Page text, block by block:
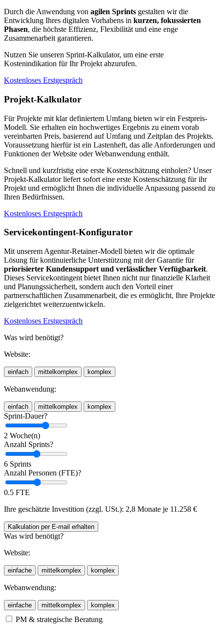
Durch die Anwendung von agilen Sprints gestalten wir die
Entwicklung Ihres digitalen Vorhabens in kurzen, fokussierten
Phasen, die höchste Effizienz, Flexibilität und eine enge
Zusammenarbeit garantieren.
Nutzen Sie unseren Sprint-Kalkulator, um eine erste
Kostenindikation für Ihr Projekt abzurufen.
Kostenloses Erstgespräch
Projekt-Kalkulator
Für Projekte mit klar definiertem Umfang bieten wir ein Festpreis-
Modell. Sie erhalten ein hochwertiges Ergebnis zu einem vorab
vereinbarten Preis, basierend auf Umfang und Zeitplan des Projekts.
Voraussetzung hierfür ist ein Lastenheft, das alle Anforderungen und
Funktionen der Website oder Webanwendung enthält.
Schnell und kurzfristig eine erste Kostenschätzung einholen? Unser
Projekt-Kalkulator liefert sofort eine erste Kostenschätzung für ihr
Projekt und ermöglicht Ihnen die individuelle Anpassung passend zu
Ihren Bedürfnissen.
Kostenloses Erstgespräch
Servicekontingent-Konfigurator
Mit unserem Agentur-Retainer-Modell bieten wir die optimale
Lösung für kontinuierliche Unterstützung mit der Garantie für
priorisierter Kundensupport und verlässlicher Verfügbarkeit.
Dieses Servicekontingent bietet Ihnen nicht nur finanzielle Klarheit
und Planungssicherheit, sondern auch den Vorteil einer
partnerschaftlichen Zusammenarbeit, die es ermöglicht, Ihre Projekte
zielgerichtet weiterzuentwickeln.
Kostenloses Erstgespräch
Was wird benötigt?
Website:
einfach mittelkomplex komplex
Webanwendung:
einfach mittelkomplex komplex
Sprint-Dauer?
2 Woche(n)
Anzahl Sprints?
6 Sprints
Anzahl Personen (FTE)?
0.5 FTE
Ihre geschätzte Investition (zzgl. USt.): 2,8 Monate je 11.258 €
Kalkulation per E-mail erhalten
Was wird benötigt?
Website:
einfache mittelkomplex komplex
Webanwendung:
einfache mittelkomplex komplex
PM & strategische Beratung